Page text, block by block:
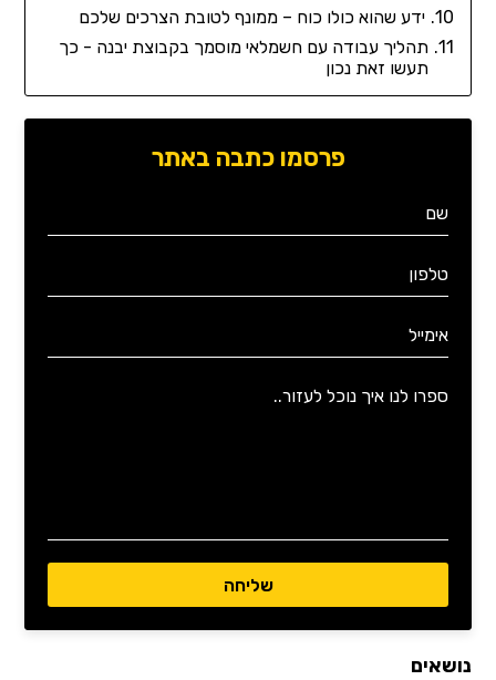
ידע שהוא כולו כוח – ממונף לטובת הצרכים שלכם
תהליך עבודה עם חשמלאי מוסמך בקבוצת יבנה - כך
תעשו זאת נכון
פרסמו כתבה באתר
נושאים